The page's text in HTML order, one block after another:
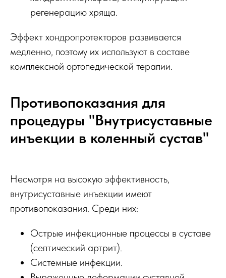
регенерацию хряща.
Эффект хондропротекторов развивается
медленно, поэтому их используют в составе
комплексной ортопедической терапии.
Противопоказания для
процедуры "Внутрисуставные
инъекции в коленный сустав"
Несмотря на высокую эффективность,
внутрисуставные инъекции имеют
противопоказания. Среди них:
Острые инфекционные процессы в суставе
(септический артрит).
Системные инфекции.